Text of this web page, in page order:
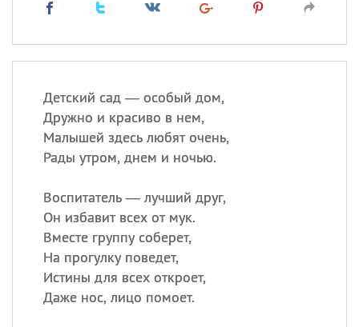
Детский сад — особый дом,
Дружно и красиво в нем,
Малышей здесь любят очень,
Рады утром, днем и ночью.
Воспитатель — лучший друг,
Он избавит всех от мук.
Вместе группу соберет,
На прогулку поведет,
Истины для всех откроет,
Даже нос, лицо помоет.